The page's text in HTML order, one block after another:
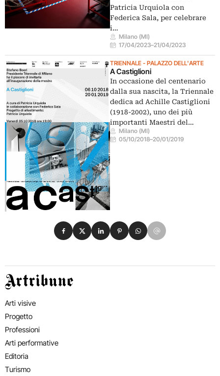
Patricia Urquiola con
Federica Sala, per celebrare
i…
Milano (MI)
17/04/2023–21/04/2023
TRIENNALE - PALAZZO DELL'ARTE
A Castiglioni
In occasione del centenario
dalla sua nascita, la Triennale
dedica ad Achille Castiglioni
(1918-2002), uno dei più
importanti Maestri del…
Milano (MI)
05/10/2018–20/01/2019
Condividi su Facebook
Condividi su X
Condividi su LinkedIn
Condividi su Pinterest
Condividi su WhatsApp
Condividi su Email
Artribune
Arti visive
Progetto
Professioni
Arti performative
Editoria
Turismo